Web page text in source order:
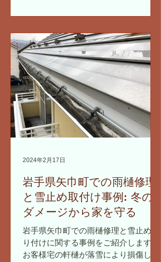
た。特に雨どいの修理は、建物を雨水
め、細心の注意を払って作業を行いま
す。...
岩手県矢巾町での雨樋修理
と雪止め取付け事例: 冬の
ダメージから家を守る
岩手県矢巾町での雨樋修理と雪止め取
り付けに関する事例をご紹介します。
お客様宅の軒樋が落雪により損傷して
2024年2月17日